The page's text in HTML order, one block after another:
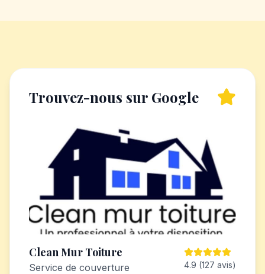
Trouvez-nous sur Google
Clean Mur Toiture
Service de couverture 4.9 (127 avis)